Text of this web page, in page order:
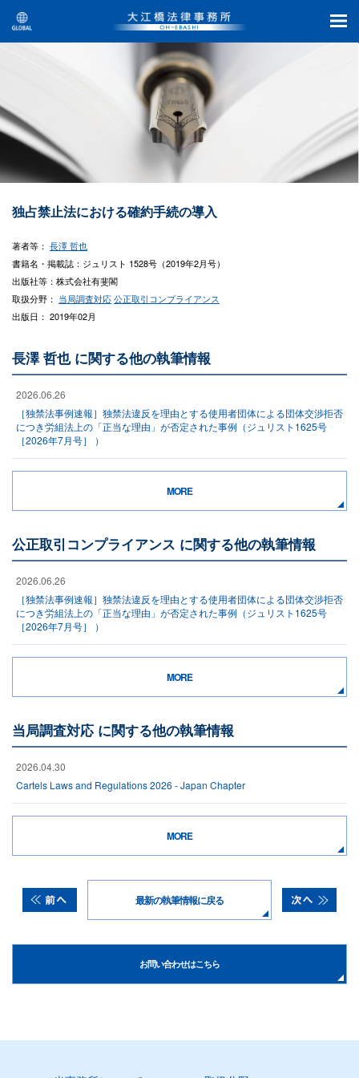
独占禁止法における確約手続の導入
著者等： 長澤 哲也
書籍名・掲載誌：ジュリスト 1528号（2019年2月号）
出版社等：株式会社有斐閣
取扱分野： 当局調査対応公正取引コンプライアンス
出版日： 2019年02月
長澤 哲也 に関する他の執筆情報
2026.06.26
［独禁法事例速報］独禁法違反を理由とする使用者団体による団体交渉拒否
につき労組法上の「正当な理由」が否定された事例（ジュリスト1625号
［2026年7月号］ ）
MORE
公正取引コンプライアンス に関する他の執筆情報
2026.06.26
［独禁法事例速報］独禁法違反を理由とする使用者団体による団体交渉拒否
につき労組法上の「正当な理由」が否定された事例（ジュリスト1625号
［2026年7月号］ ）
MORE
当局調査対応 に関する他の執筆情報
2026.04.30
Cartels Laws and Regulations 2026 - Japan Chapter
MORE
最新の執筆情報に戻る
お問い合わせはこちら